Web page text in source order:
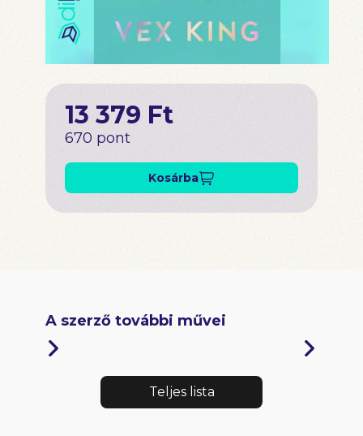
13 379 Ft
670 pont
Kosárba
A szerző további művei
Teljes lista